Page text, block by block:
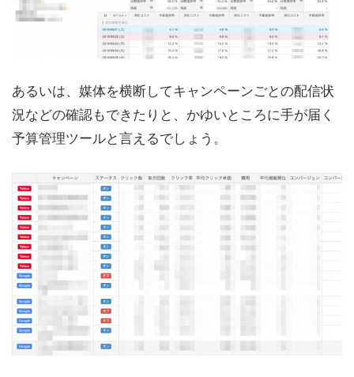
あるいは、媒体を横断してキャンペーンごとの配信状
況などの確認もできたりと、かゆいところに手が届く
予算管理ツールと言えるでしょう。